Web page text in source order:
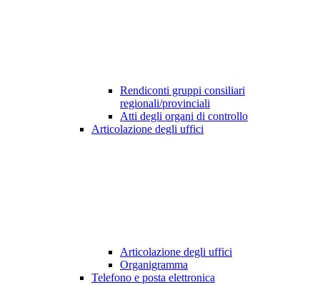
Rendiconti gruppi consiliari
regionali/provinciali
Atti degli organi di controllo
Articolazione degli uffici
Articolazione degli uffici
Organigramma
Telefono e posta elettronica